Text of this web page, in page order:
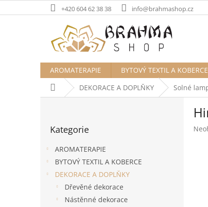
na
+420 604 62 38 38 info@brahmashop.cz
AROMATERAPIE BYTOVÝ TEXTIL A KOBERCE
Domů DEKORACE A DOPLŇKY Solné
kategorie
Kategorie
AROMATERAPIE
BYTOVÝ TEXTIL A KOBERCE
DEKORACE A DOPLŇKY
Dřevěné dekorace
Nástěnné dekorace